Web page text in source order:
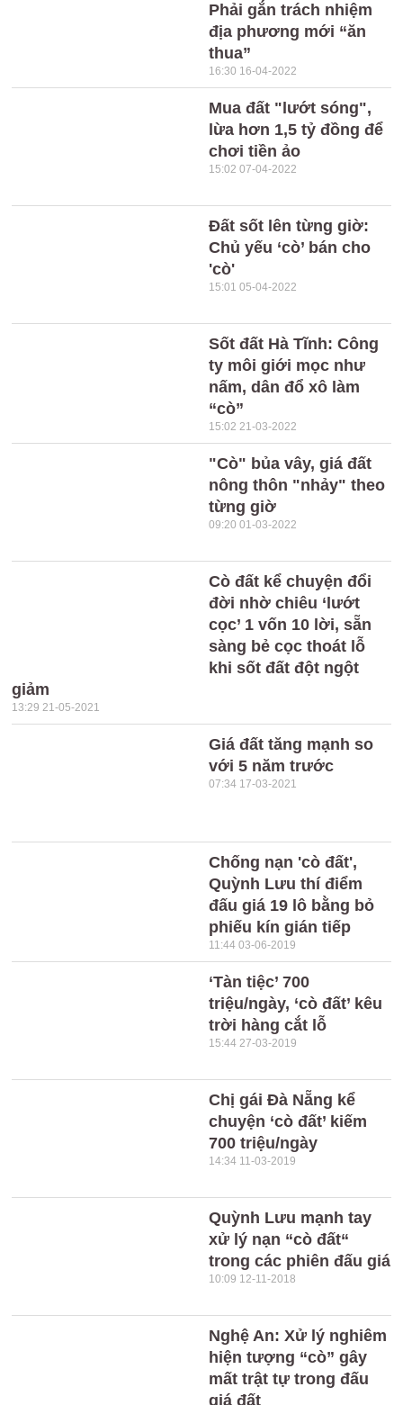
Phải gắn trách nhiệm
địa phương mới “ăn
thua”
16:30 16-04-2022
Mua đất "lướt sóng",
lừa hơn 1,5 tỷ đồng để
chơi tiền ảo
15:02 07-04-2022
Đất sốt lên từng giờ:
Chủ yếu ‘cò’ bán cho
'cò'
15:01 05-04-2022
Sốt đất Hà Tĩnh: Công
ty môi giới mọc như
nấm, dân đổ xô làm
“cò”
15:02 21-03-2022
"Cò" bủa vây, giá đất
nông thôn "nhảy" theo
từng giờ
09:20 01-03-2022
Cò đất kể chuyện đổi
đời nhờ chiêu ‘lướt
cọc’ 1 vốn 10 lời, sẵn
sàng bẻ cọc thoát lỗ
khi sốt đất đột ngột
giảm
13:29 21-05-2021
Giá đất tăng mạnh so
với 5 năm trước
07:34 17-03-2021
Chống nạn 'cò đất',
Quỳnh Lưu thí điểm
đấu giá 19 lô bằng bỏ
phiếu kín gián tiếp
11:44 03-06-2019
‘Tàn tiệc’ 700
triệu/ngày, ‘cò đất’ kêu
trời hàng cắt lỗ
15:44 27-03-2019
Chị gái Đà Nẵng kể
chuyện ‘cò đất’ kiếm
700 triệu/ngày
14:34 11-03-2019
Quỳnh Lưu mạnh tay
xử lý nạn “cò đất“
trong các phiên đấu giá
10:09 12-11-2018
Nghệ An: Xử lý nghiêm
hiện tượng “cò” gây
mất trật tự trong đấu
giá đất